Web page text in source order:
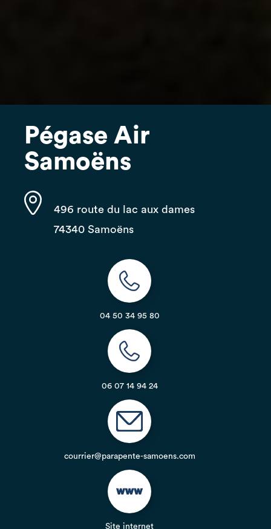
Pégase Air
Samoëns
496 route du lac aux dames
74340 Samoëns
04 50 34 95 80
06 07 14 94 24
courrier@parapente-samoens.com
Site internet